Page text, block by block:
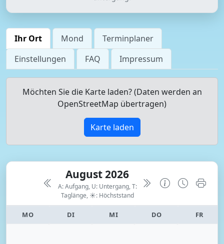
Ihr Ort Mond
Terminplaner
Einstellungen
FAQ Impressum
Möchten Sie die Karte laden? (Daten werden an
OpenStreetMap übertragen)
Karte laden
August 2026
A: Aufgang, U: Untergang, T:
Taglänge, ☀: Höchststand
MO DI MI DO FR